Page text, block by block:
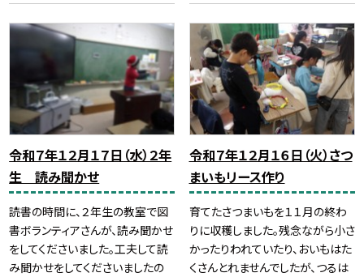
令和７年１２月１７日（水）２年
生 読み聞かせ
読書の時間に、２年生の教室で図
書ボランティアさんが、読み聞かせ
をしてくださいました。工夫して読
み聞かせをしてくださいましたの
令和７年１２月１６日（火）さつ
まいもリース作り
育てたさつまいもを１１月の終わ
りに収穫しました。残念ながら小さ
かったりわれていたり、おいもはた
くさんとれませんでしたが、つるは